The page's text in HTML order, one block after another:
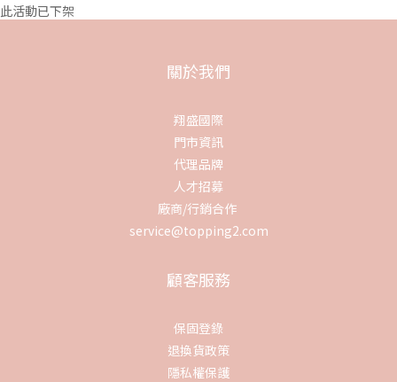
此活動已下架
關於我們
翔盛國際
門市資訊
代理品牌
人才招募
廠商/行銷合作
service@topping2.com
顧客服務
保固登錄
退換貨政策
隱私權保護